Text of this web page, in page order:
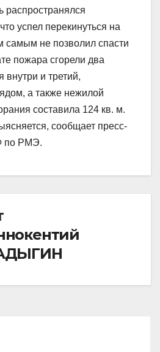
распространялся
успел перекинуться на
самым не позволил спасти
пожара сгорели два
и третий,
а также нежилой
составила 124 кв. м.
сообщает пресс-
по РМЭ.